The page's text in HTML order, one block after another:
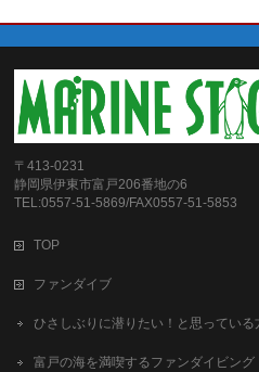
〒413-0231
静岡県伊東市富戸206番地の6
TEL:0557-51-5869/FAX0557-51-5853
TOP
ファンダイブ
ひさしぶりに潜りたい！と思ってい
富戸の海を満喫するファンダイビング